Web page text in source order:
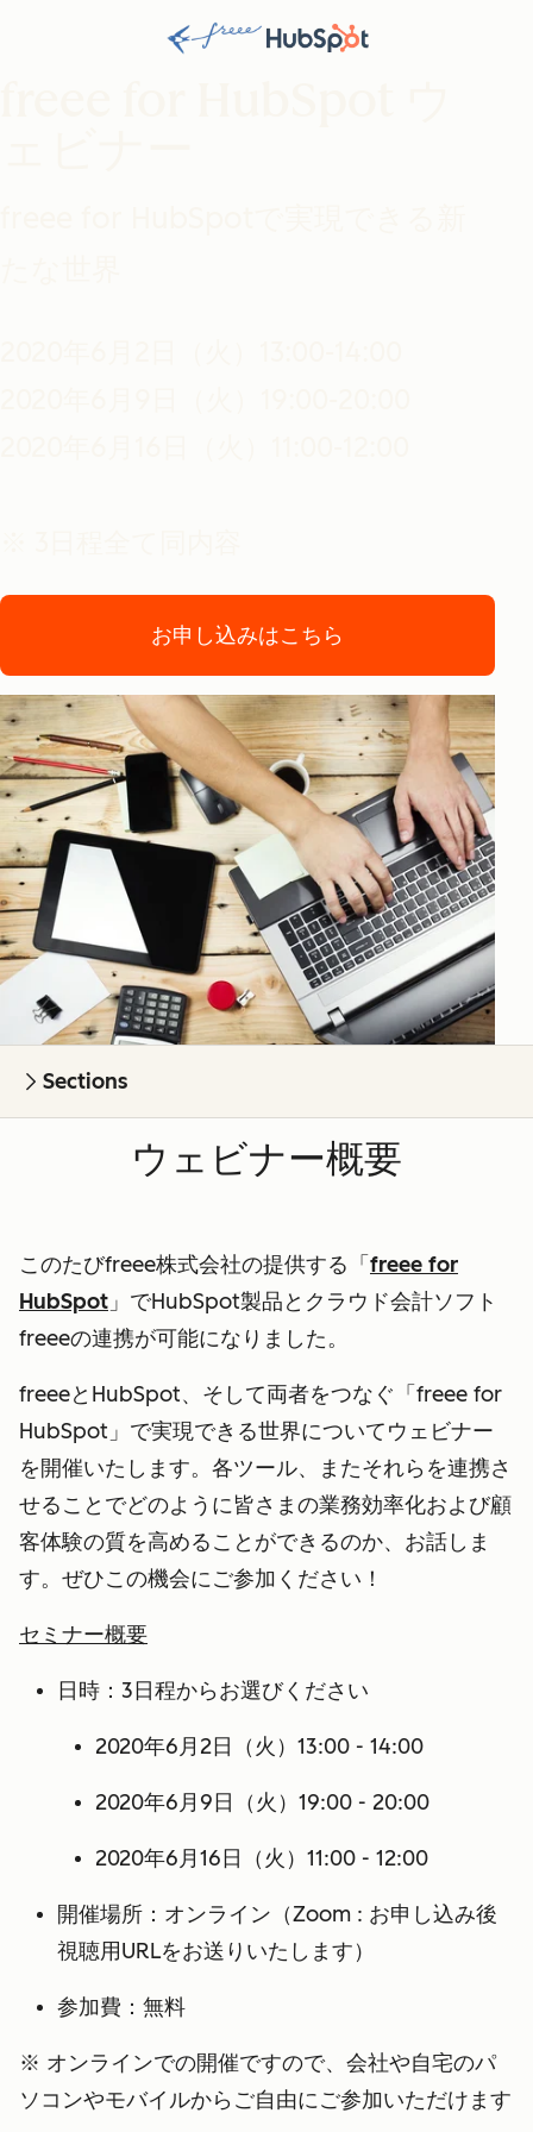
お申し込みはこちら
Sections
ウェビナー概要
このたびfreee株式会社の提供する「 freee for
HubSpot 」でHubSpot製品とクラウド会計ソフト
freeeの連携が可能になりました。
freeeとHubSpot、そして両者をつなぐ「freee for
HubSpot」で実現できる世界についてウェビナー
を開催いたします。各ツール、またそれらを連携さ
せることでどのように皆さまの業務効率化および顧
客体験の質を高めることができるのか、お話しま
す。ぜひこの機会にご参加ください！
セミナー概要
日時 ：3日程からお選びください
2020年6月2日（火）13:00 - 14:00
2020年6月9日（火）19:00 - 20:00
2020年6月16日（火）11:00 - 12:00
開催場所： オンライン（Zoom : お申し込み後
視聴用URLをお送りいたします）
参加費 ：無料
※ オンラインでの開催ですので、会社や自宅のパ
ソコンやモバイルからご自由にご参加いただけます